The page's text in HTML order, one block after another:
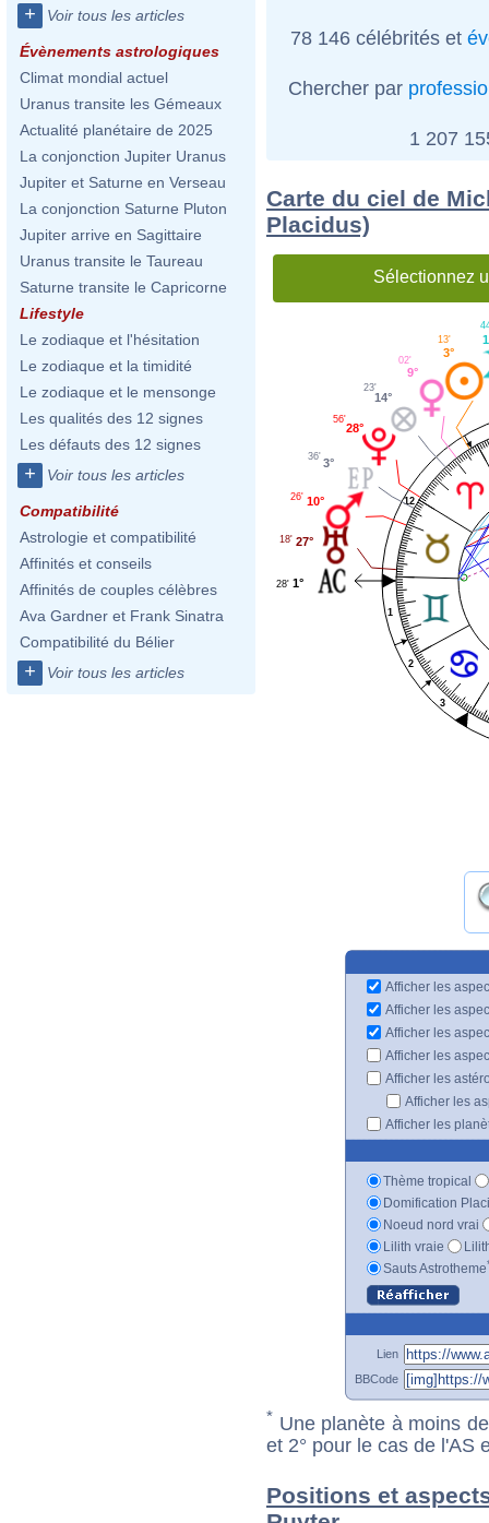
+ Voir tous les articles
Évènements astrologiques
Climat mondial actuel
Uranus transite les Gémeaux
Actualité planétaire de 2025
La conjonction Jupiter Uranus
Jupiter et Saturne en Verseau
La conjonction Saturne Pluton
Jupiter arrive en Sagittaire
Uranus transite le Taureau
Saturne transite le Capricorne
Lifestyle
Le zodiaque et l'hésitation
Le zodiaque et la timidité
Le zodiaque et le mensonge
Les qualités des 12 signes
Les défauts des 12 signes
+ Voir tous les articles
Compatibilité
Astrologie et compatibilité
Affinités et conseils
Affinités de couples célèbres
Ava Gardner et Frank Sinatra
Compatibilité du Bélier
+ Voir tous les articles
78 146 célébrités et
Chercher par
1 207
Carte du ciel de
Placidus)
Sélectionnez
1
2
3
12
3°
13'
9°
02'
14°
23'
28°
56'
3°
36'
10°
26'
27°
18'
1°
28'
Afficher les
Afficher les
Afficher les
Afficher les
Afficher les
Afficher les
Afficher les
Thème tropical
Domification
Noeud nord vrai
Lilith vraie
Sauts Astrotheme
Lien
BBCode
* Une planète à moins
et 2° pour le cas de l'AS
Positions et